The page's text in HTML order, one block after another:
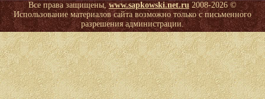
Все права защищены,www.sapkowski.net.ru2008-2026 ©
Использование материалов сайта возможно только с письменного
разрешения администрации.